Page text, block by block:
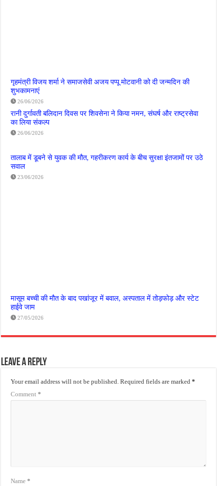
गृहमंत्री विजय शर्मा ने समाजसेवी अजय पप्पू मोटवानी को दी जन्मदिन की
शुभकामनाएं
26/06/2026
रानी दुर्गावती बलिदान दिवस पर शिवसेना ने किया नमन, संघर्ष और राष्ट्रसेवा
का लिया संकल्प
26/06/2026
तालाब में डूबने से युवक की मौत, गहरीकरण कार्य के बीच सुरक्षा इंतजामों पर उठे
सवाल
23/06/2026
मासूम बच्ची की मौत के बाद पखांजूर में बवाल, अस्पताल में तोड़फोड़ और स्टेट
हाईवे जाम
27/05/2026
Leave a Reply
Your email address will not be published. Required fields are marked*
Comment*
Name*